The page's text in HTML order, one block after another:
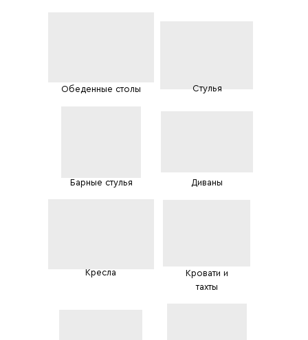
Обеденные столы Стулья
Барные стулья Диваны
Кровати и
тахты
Кресла